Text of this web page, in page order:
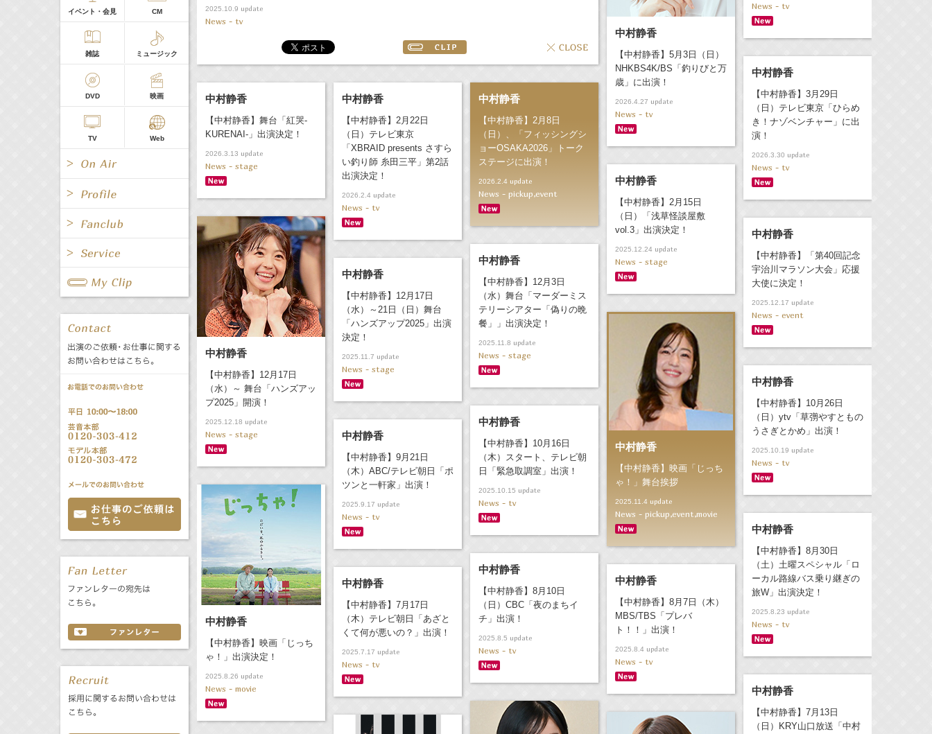
2025.10.9 update
News - tv
中村静香
【中村静香】5月3日（日）
NHKBS4K/BS「釣りびと万
歳」に出演！
2026.4.27 update
News - tv
News - tv
中村静香
【中村静香】3月29日
（日）テレビ東京「ひらめ
き！ナゾベンチャー」に出
演！
2026.3.30 update
News - tv
中村静香
【中村静香】舞台「紅哭‐
KURENAI-」出演決定！
2026.3.13 update
News - stage
中村静香
【中村静香】2月22日
（日）テレビ東京
「XBRAID presents さすら
い釣り師 糸田三平」第2話
出演決定！
2026.2.4 update
News - tv
中村静香
【中村静香】2月8日
（日）、「フィッシングシ
ョーOSAKA2026」トーク
ステージに出演！
2026.2.4 update
News - pickup,event
中村静香
【中村静香】2月15日
（日）「浅草怪談屋敷
vol.3」出演決定！
2025.12.24 update
News - stage
中村静香
【中村静香】12月17日
（水）～ 舞台「ハンズアッ
プ2025」開演！
2025.12.18 update
News - stage
中村静香
【中村静香】「第40回記念
宇治川マラソン大会」応援
大使に決定！
2025.12.17 update
News - event
中村静香
【中村静香】12月3日
（水）舞台「マーダーミス
テリーシアター「偽りの晩
餐」」出演決定！
2025.11.8 update
News - stage
中村静香
【中村静香】12月17日
（水）～21日（日）舞台
「ハンズアップ2025」出演
決定！
2025.11.7 update
News - stage
中村静香
【中村静香】映画「じっち
ゃ！」舞台挨拶
2025.11.4 update
News - pickup,event,movie
中村静香
【中村静香】10月26日
（日）ytv「草彅やすともの
うさぎとかめ」出演！
2025.10.19 update
News - tv
中村静香
【中村静香】10月16日
（木）スタート、テレビ朝
日「緊急取調室」出演！
2025.10.15 update
News - tv
中村静香
【中村静香】9月21日
（木）ABC/テレビ朝日「ポ
ツンと一軒家」出演！
2025.9.17 update
News - tv
中村静香
【中村静香】映画「じっち
ゃ！」出演決定！
2025.8.26 update
News - movie
中村静香
【中村静香】8月30日
（土）土曜スペシャル「ロ
ーカル路線バス乗り継ぎの
旅W」出演決定！
2025.8.23 update
News - tv
中村静香
【中村静香】8月10日
（日）CBC「夜のまちイ
チ」出演！
2025.8.5 update
News - tv
中村静香
【中村静香】8月7日（木）
MBS/TBS「プレバ
ト！！」出演！
2025.8.4 update
News - tv
中村静香
【中村静香】7月17日
（木）テレビ朝日「あざと
くて何が悪いの？」出演！
2025.7.17 update
News - tv
中村静香
【中村静香】7月13日
（日）KRY山口放送「中村
イベント・会見 CM
雑誌 ミュージック
DVD 映画
TV Web
Radio
Radio
All 女優/タレント
グループ
キャスター/レポーター
バラエティ 声優
文化事業部 クリエイター
誕生日 8/9
あ か
さ
た
な
は
ま
や
ら
わ
All Fanclub Page
All 関連事業
公式サービス